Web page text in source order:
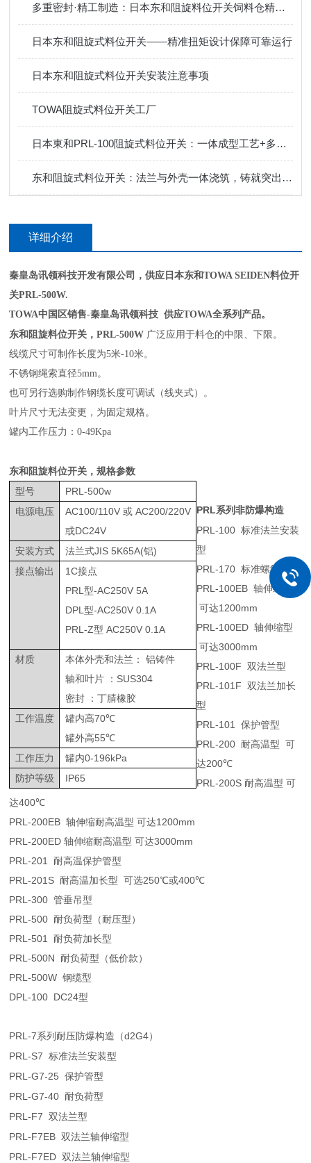
多重密封·精工制造：日本东和阻旋料位开关饲料仓精准控料
日本东和阻旋式料位开关——精准扭矩设计保障可靠运行
日本东和阻旋式料位开关安装注意事项
TOWA阻旋式料位开关工厂
日本東和PRL-100阻旋式料位开关：一体成型工艺+多重密封，定义可靠防护！
东和阻旋式料位开关：法兰与外壳一体浇筑，铸就突出性能
详细介绍
秦皇岛讯领科技开发有限公司，供应日本东和TOWA SEIDEN料位开
关PRL-500W.
TOWA中国区销售-秦皇岛讯领科技 供应TOWA全系列产品。
东和阻旋料位开关 ，PRL-500W 广泛应用于料仓的中限、下限。
线缆尺寸可制作长度为5米-10米。
不锈钢绳索直径5mm。
也可另行选购制作钢缆长度可调试（线夹式）。
叶片尺寸无法变更，为固定规格。
罐内工作压力：0-49Kpa
东和阻旋料位开关 ，规格参数
型号
PRL-500w
电源电压
AC100/110V 或AC200/220V
或DC24V
安装方式
法兰式JIS 5K65A(铝)
接点输出
1C接点
PRL 型-AC250V 5A
DPL 型-AC250V 0.1A
PRL-Z型 AC250V 0.1A
材质 本体外壳和法兰：
铝铸件
轴和叶片
： SUS304
密封
：丁腈橡胶
工作温度
罐内高70℃
罐外高55℃
工作压力
罐内0-196kPa
防护等级
IP65
PRL 系列非防爆构造
PRL-100标准法兰安装
型
PRL-170标准螺纹型
PRL-100EB轴伸缩型
可达1200mm
PRL-100ED轴伸缩型
可达3000mm
PRL-100F双法兰型
PRL-101F双法兰加长
型
PRL-101保护管型
PRL-200 耐高温型 可
达200℃
PRL-200S 耐高温型 可
达400℃
PRL-200EB轴伸缩耐高温型 可达1200mm
PRL-200ED轴伸缩耐高温型 可达3000mm
PRL-201 耐高温保护管型
PRL-201S 耐高温加长型 可选250℃或400℃
PRL-300管垂吊型
PRL-500 耐负荷型（耐压型）
PRL-501 耐负荷加长型
PRL-500N 耐负荷型（低价款）
PRL-500W钢缆型
DPL-100 DC24型
PRL-7 系列耐压防爆构造（d2G4）
PRL-S7标准法兰安装型
PRL-G7-25保护管型
PRL-G7-40 耐负荷型
PRL-F7双法兰型
PRL-F7EB双法兰轴伸缩型
PRL-F7ED双法兰轴伸缩型